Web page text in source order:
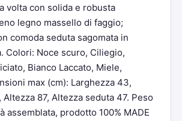
volta con solida e robusta
legno massello di faggio;
comoda seduta sagomata in
Colori: Noce scuro, Ciliegio,
Bianco Laccato, Miele,
max (cm): Larghezza 43,
87, Altezza seduta 47. Peso
assemblata, prodotto 100% MADE